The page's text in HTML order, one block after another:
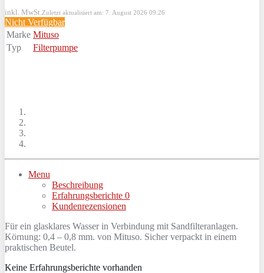
inkl. MwSt. Zuletzt aktualisiert am: 7. August 2026 09:26
Nicht Verfügbar
Marke Mituso
Typ
Filterpumpe
Menu
Beschreibung
Erfahrungsberichte 0
Kundenrezensionen
Für ein glasklares Wasser in Verbindung mit Sandfilteranlagen.
Körnung: 0,4 – 0,8 mm. von Mituso. Sicher verpackt in einem
praktischen Beutel.
Keine Erfahrungsberichte vorhanden